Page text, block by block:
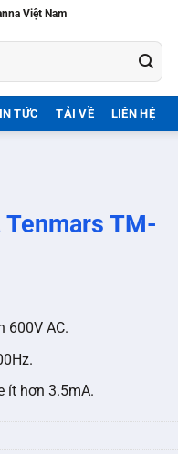
Việt Nam
TỨC TẢI VỀ LIÊN HỆ
TM-
600V AC.
ít hơn 3.5mA.